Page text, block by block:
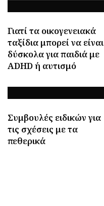
Γιατί τα οικογενειακά
ταξίδια μπορεί να είναι
δύσκολα για παιδιά με
ADHD ή αυτισμό
Συμβουλές ειδικών για
τις σχέσεις με τα
πεθερικά